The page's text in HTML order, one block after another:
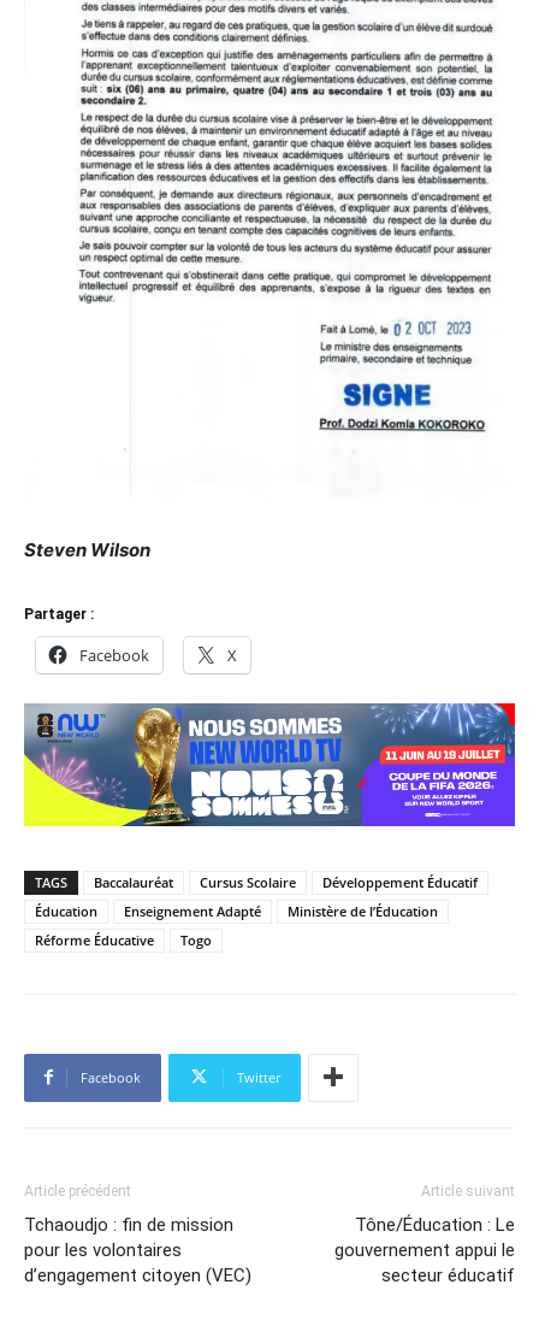
Steven Wilson
Partager :
Facebook X
TAGS Baccalauréat Cursus Scolaire
Développement Éducatif
Éducation
Enseignement Adapté
Ministère de l’Éducation
Réforme Éducative
Togo
Facebook Twitter
Article précédent
Tchaoudjo : fin de mission
pour les volontaires
d’engagement citoyen (VEC)
Article suivant
Tône/Éducation : Le
gouvernement appui le
secteur éducatif